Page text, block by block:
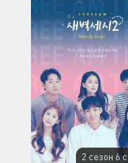
2 сезон 6